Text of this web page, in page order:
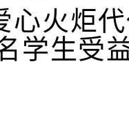
心火炬
学生受